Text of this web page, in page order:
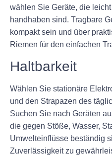
wählen Sie Geräte, die
handhaben sind. Tragbare
kompakt sein und über
Riemen für den einfachen
Haltbarkeit
Wählen Sie stationäre
und den Strapazen des
Suchen Sie nach Geräten
die gegen Stöße, Wasser,
Umwelteinflüsse beständig
Zuverlässigkeit zu